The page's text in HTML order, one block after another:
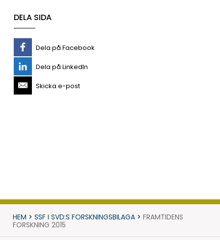
DELA SIDA
Dela på Facebook
Dela på LinkedIn
Skicka e-post
HEM > SSF I SVD:S FORSKNINGSBILAGA> FRAMTIDENS
FORSKNING 2015